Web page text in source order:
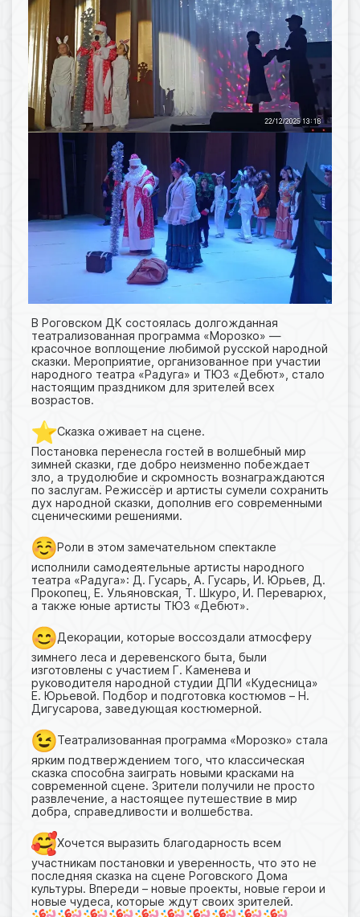
В Роговском ДК состоялась долгожданная
театрализованная программа «Морозко» —
красочное воплощение любимой русской народной
сказки. Мероприятие, организованное при участии
народного театра «Радуга» и ТЮЗ «Дебют», стало
настоящим праздником для зрителей всех
возрастов.
️Сказка оживает на сцене.
Постановка перенесла гостей в волшебный мир
зимней сказки, где добро неизменно побеждает
зло, а трудолюбие и скромность вознаграждаются
по заслугам. Режиссёр и артисты сумели сохранить
дух народной сказки, дополнив его современными
сценическими решениями.
Роли в этом замечательном спектакле
исполнили самодеятельные артисты народного
театра «Радуга»: Д. Гусарь, А. Гусарь, И. Юрьев, Д.
Прокопец, Е. Ульяновская, Т. Шкуро, И. Переварюх,
а также юные артисты ТЮЗ «Дебют».
Декорации, которые воссоздали атмосферу
зимнего леса и деревенского быта, были
изготовлены с участием Г. Каменева и
руководителя народной студии ДПИ «Кудесница»
Е. Юрьевой. Подбор и подготовка костюмов – Н.
Дигусарова, заведующая костюмерной.
Театрализованная программа «Морозко» стала
ярким подтверждением того, что классическая
сказка способна заиграть новыми красками на
современной сцене. Зрители получили не просто
развлечение, а настоящее путешествие в мир
добра, справедливости и волшебства.
Хочется выразить благодарность всем
участникам постановки и уверенность, что это не
последняя сказка на сцене Роговского Дома
культуры. Впереди – новые проекты, новые герои и
новые чудеса, которые ждут своих зрителей.